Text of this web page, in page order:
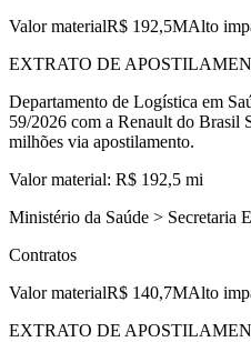
Valor materialR$ 192,5MAlto
EXTRATO DE
Departamento de Logística em
59/2026 com a Renault do Brasil
milhões via apostilamento.
Valor material: R$ 192,5 mi
Ministério da Saúde > Secretaria
Contratos
Valor materialR$ 140,7MAlto
EXTRATO DE